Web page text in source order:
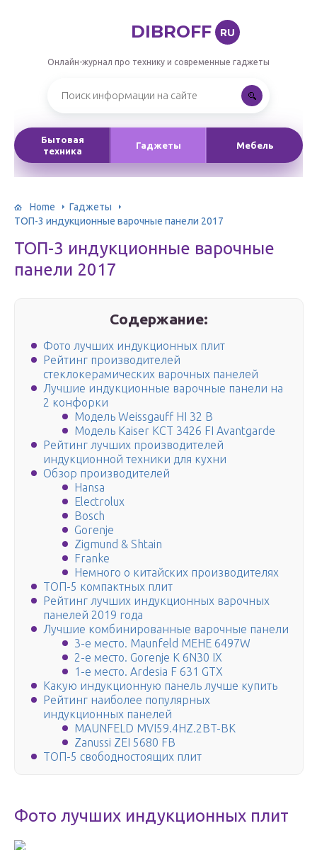
DIBROFF RU
Онлайн-журнал про технику и современные гаджеты
Бытовая
техника
Гаджеты Мебель
Home
Гаджеты
ТОП-3 индукционные варочные панели 2017
ТОП-3 индукционные варочные
панели 2017
Содержание:
Фото лучших индукционных плит
Рейтинг производителей
стеклокерамических варочных панелей
Лучшие индукционные варочные панели на
2 конфорки
Модель Weissgauff HI 32 B
Модель Kaiser KCT 3426 FI Avantgarde
Рейтинг лучших производителей
индукционной техники для кухни
Обзор производителей
Hansa
Electrolux
Bosch
Gorenje
Zigmund & Shtain
Franke
Немного о китайских производителях
ТОП-5 компактных плит
Рейтинг лучших индукционных варочных
панелей 2019 года
Лучшие комбинированные варочные панели
3-е место. Maunfeld MEHE 6497W
2-е место. Gorenje K 6N30 IX
1-е место. Ardesia F 631 GTX
Какую индукционную панель лучше купить
Рейтинг наиболее популярных
индукционных панелей
MAUNFELD MVI59.4HZ.2BT-BK
Zanussi ZEI 5680 FB
ТОП-5 свободностоящих плит
Фото лучших индукционных плит